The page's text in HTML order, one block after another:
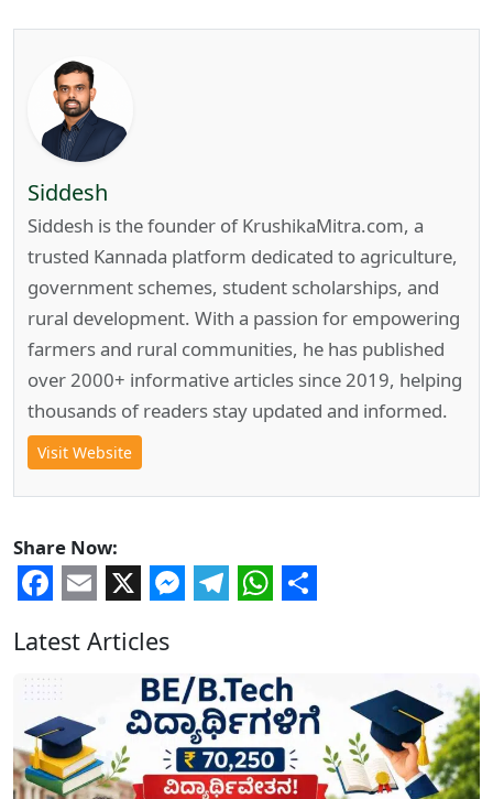
Siddesh
Siddesh is the founder of KrushikaMitra.com, a
trusted Kannada platform dedicated to agriculture,
government schemes, student scholarships, and
rural development. With a passion for empowering
farmers and rural communities, he has published
over 2000+ informative articles since 2019, helping
thousands of readers stay updated and informed.
Visit Website
Share Now:
Latest Articles